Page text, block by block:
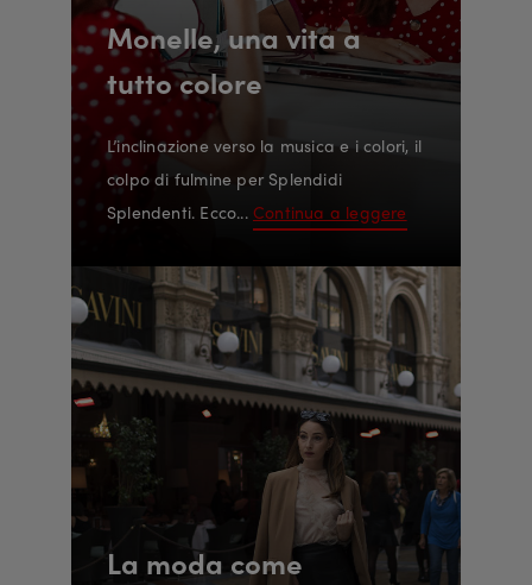
Monelle, una vita a
tutto colore
L’inclinazione verso la musica e i colori, il
colpo di fulmine per Splendidi
Splendenti. Ecco... Continua a leggere
La moda come